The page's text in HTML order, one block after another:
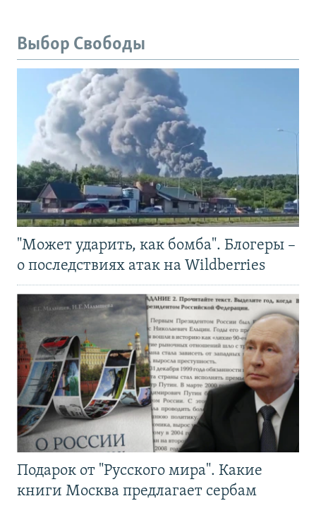
Выбор Свободы
"Может ударить, как бомба". Блогеры –
о последствиях атак на Wildberries
Подарок от "Русского мира". Какие
книги Москва предлагает сербам